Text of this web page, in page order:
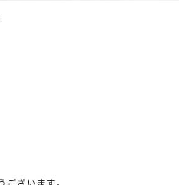
ございます。